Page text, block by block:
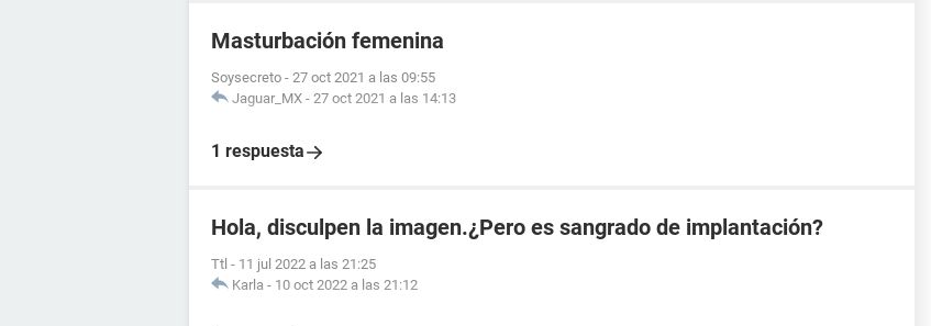
Masturbación femenina
Soysecreto - 27 oct 2021 a las 09:55
Jaguar_MX - 27 oct 2021 a las 14:13
1 respuesta
Hola, disculpen la imagen.¿Pero es sangrado de implantación?
Ttl - 11 jul 2022 a las 21:25
Karla - 10 oct 2022 a las 21:12